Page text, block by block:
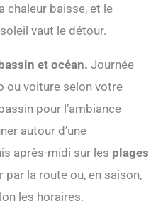
chaleur baisse, et le
vaut le détour.
et océan. Journée
ou voiture selon votre
pour l’ambiance
autour d’une
après-midi sur les plages
par la route ou, en saison,
les horaires.